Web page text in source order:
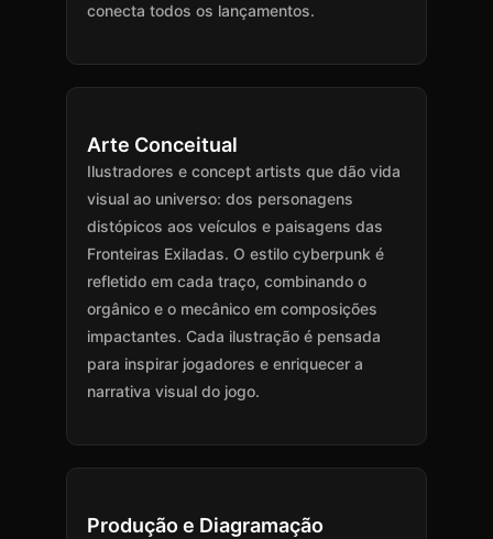
conecta todos os lançamentos.
Arte Conceitual
Ilustradores e concept artists que dão vida
visual ao universo: dos personagens
distópicos aos veículos e paisagens das
Fronteiras Exiladas. O estilo cyberpunk é
refletido em cada traço, combinando o
orgânico e o mecânico em composições
impactantes. Cada ilustração é pensada
para inspirar jogadores e enriquecer a
narrativa visual do jogo.
Produção e Diagramação